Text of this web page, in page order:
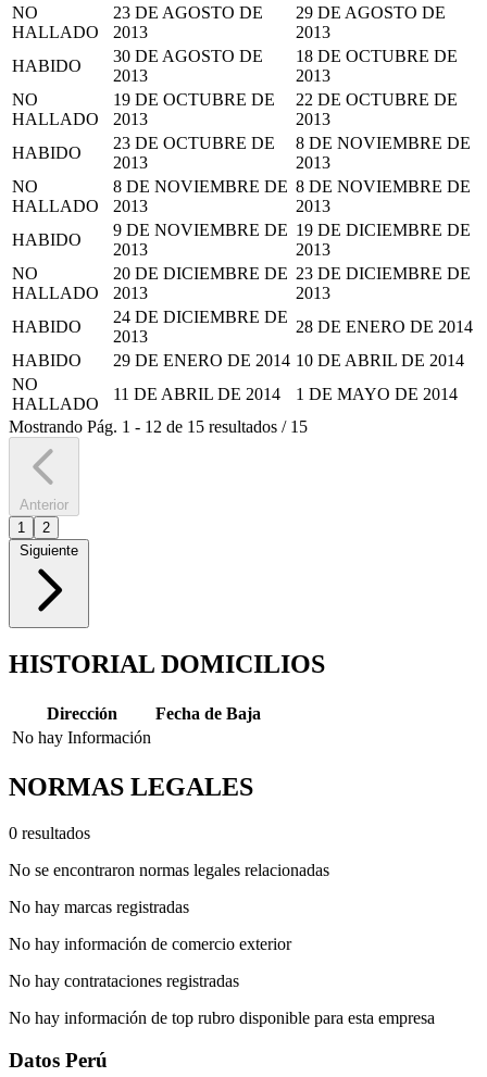
NO
HALLADO
23 DE AGOSTO DE
2013
29 DE AGOSTO DE
2013
HABIDO
30 DE AGOSTO DE
2013
18 DE OCTUBRE DE
2013
NO
HALLADO
19 DE OCTUBRE DE
2013
22 DE OCTUBRE DE
2013
HABIDO
23 DE OCTUBRE DE
2013
8 DE NOVIEMBRE DE
2013
NO
HALLADO
8 DE NOVIEMBRE DE
2013
8 DE NOVIEMBRE DE
2013
HABIDO
9 DE NOVIEMBRE DE
2013
19 DE DICIEMBRE DE
2013
NO
HALLADO
20 DE DICIEMBRE DE
2013
23 DE DICIEMBRE DE
2013
HABIDO
24 DE DICIEMBRE DE
2013
28 DE ENERO DE 2014
HABIDO
29 DE ENERO DE 2014 10 DE ABRIL DE 2014
NO
HALLADO
11 DE ABRIL DE 2014
1 DE MAYO DE 2014
Mostrando Pág. 1 - 12 de 15 resultados / 15
Anterior
1
2
Siguiente
HISTORIAL DOMICILIOS
Dirección
Fecha de Baja
No hay Información
NORMAS LEGALES
0 resultados
No se encontraron normas legales relacionadas
No hay marcas registradas
No hay información de comercio exterior
No hay contrataciones registradas
No hay información de top rubro disponible para esta empresa
Datos Perú